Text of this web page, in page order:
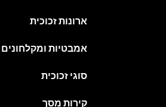
ארונות זכוכית
אמבטיות ומקלחונים
סוגי זכוכית
קירות מסך